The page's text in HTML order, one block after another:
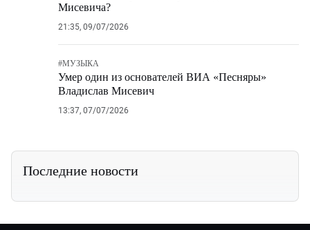
Мисевича?
21:35, 09/07/2026
#МУЗЫКА
Умер один из основателей ВИА «Песняры»
Владислав Мисевич
13:37, 07/07/2026
Последние новости